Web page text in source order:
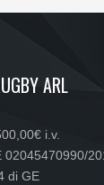
ARL
i.v.
di GE